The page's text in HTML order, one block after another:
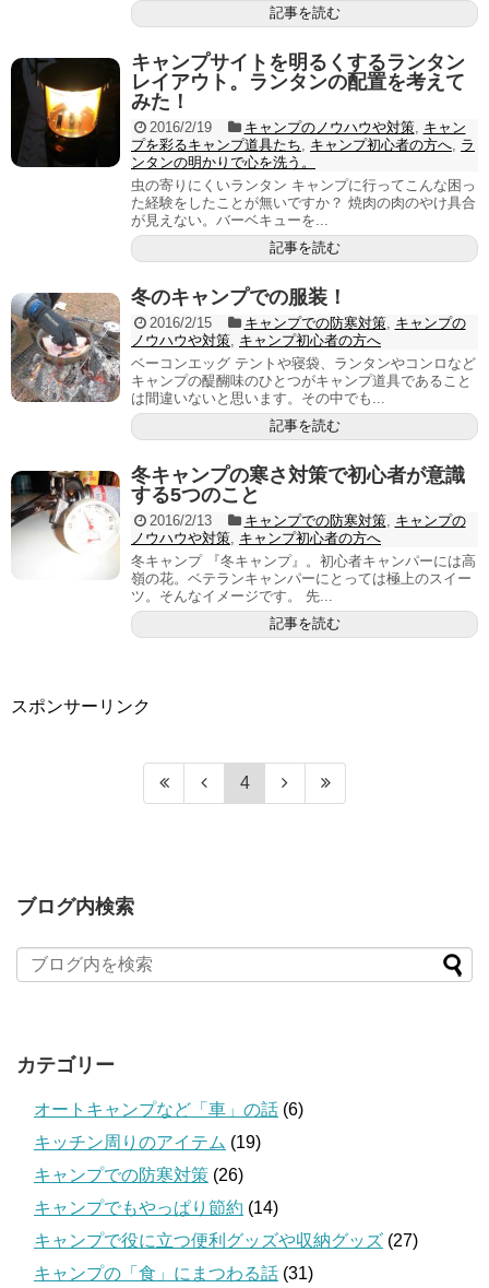
記事を読む
キャンプサイトを明るくするランタン
レイアウト。ランタンの配置を考えて
みた！
2016/2/19 キャンプのノウハウや対策, キャン
プを彩るキャンプ道具たち, キャンプ初心者の方へ, ラ
ンタンの明かりで心を洗う。
虫の寄りにくいランタン キャンプに行ってこんな困っ
た経験をしたことが無いですか？ 焼肉の肉のやけ具合
が見えない。バーベキューを...
記事を読む
冬のキャンプでの服装！
2016/2/15 キャンプでの防寒対策, キャンプの
ノウハウや対策, キャンプ初心者の方へ
ベーコンエッグ テントや寝袋、ランタンやコンロなど
キャンプの醍醐味のひとつがキャンプ道具であること
は間違いないと思います。その中でも...
記事を読む
冬キャンプの寒さ対策で初心者が意識
する5つのこと
2016/2/13 キャンプでの防寒対策, キャンプの
ノウハウや対策, キャンプ初心者の方へ
冬キャンプ 『冬キャンプ』。初心者キャンパーには高
嶺の花。ベテランキャンパーにとっては極上のスイー
ツ。そんなイメージです。 先...
記事を読む
スポンサーリンク
4
ブログ内検索
カテゴリー
オートキャンプなど「車」の話 (6)
キッチン周りのアイテム (19)
キャンプでの防寒対策 (26)
キャンプでもやっぱり節約 (14)
キャンプで役に立つ便利グッズや収納グッズ (27)
キャンプの「食」にまつわる話 (31)